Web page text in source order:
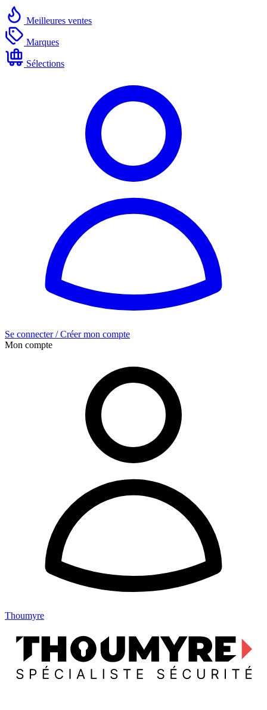
Meilleures ventes
Marques
Sélections
Se connecter / Créer mon compte
Mon compte
Thoumyre